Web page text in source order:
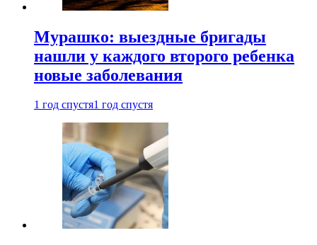
Мурашко: выездные бригады
нашли у каждого второго ребенка
новые заболевания
1 год спустя1 год спустя